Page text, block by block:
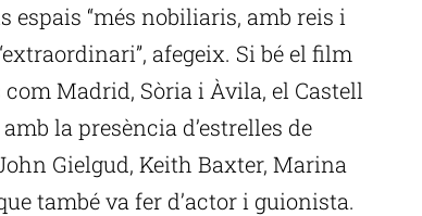
espais “més nobiliaris, amb reis i
afegeix. Si bé el film
Madrid, Sòria i Àvila, el Castell
la presència d’estrelles de
Gielgud, Keith Baxter, Marina
també va fer d’actor i guionista.